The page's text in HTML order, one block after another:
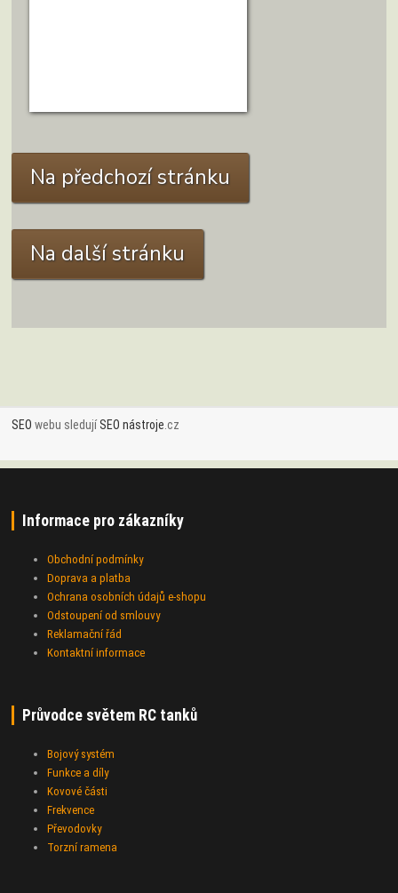
Autor: Z. Lykan Kočí
Model tanku KingTiger
Na předchozí stránku
Na další stránku
SEO webu sledujíSEO nástroje .cz
Informace pro zákazníky
Obchodní podmínky
Doprava a platba
Ochrana osobních údajů e-shopu
Odstoupení od smlouvy
Reklamační řád
Kontaktní informace
Průvodce světem RC tanků
Bojový systém
Funkce a díly
Kovové části
Frekvence
Převodovky
Torzní ramena